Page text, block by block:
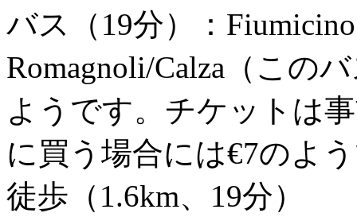
バス（19分）：
Romagnoli/Calza（この
ようです。チケットは
に買う場合には€7のよ
徒歩（1.6km、19分）